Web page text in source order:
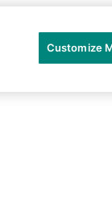
Customize